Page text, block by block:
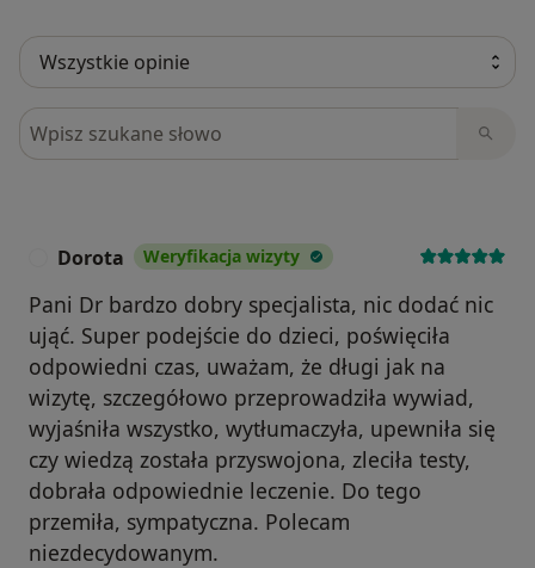
Szukaj w opiniach
Dorota Weryfikacja wizyty
Pani Dr bardzo dobry specjalista, nic dodać nic
ująć. Super podejście do dzieci, poświęciła
odpowiedni czas, uważam, że długi jak na
wizytę, szczegółowo przeprowadziła wywiad,
wyjaśniła wszystko, wytłumaczyła, upewniła się
czy wiedzą została przyswojona, zleciła testy,
dobrała odpowiednie leczenie. Do tego
przemiła, sympatyczna. Polecam
niezdecydowanym.